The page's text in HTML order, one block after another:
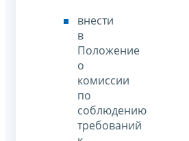
внести
в
Положение
о
комиссии
по
соблюдению
требований